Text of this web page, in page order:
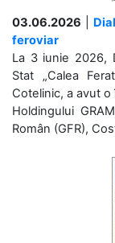
03.06.2026
feroviar
La 3 iunie 2026,
Stat „Calea
Cotelinic, a avut
Holdingului
Român (GFR),